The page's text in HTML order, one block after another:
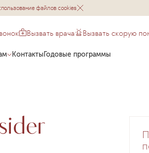
файлов cookies
Вызвать врача Вызвать скорую
КонтактыГодовые программы